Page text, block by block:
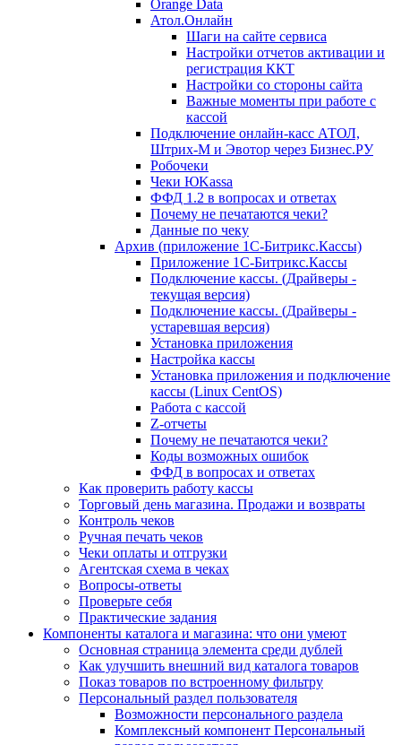
Orange Data
Атол.Онлайн
Шаги на сайте сервиса
Настройки отчетов активации и
регистрация ККТ
Настройки со стороны сайта
Важные моменты при работе с
кассой
Подключение онлайн-касс АТОЛ,
Штрих-М и Эвотор через Бизнес.РУ
Робочеки
Чеки ЮKassa
ФФД 1.2 в вопросах и ответах
Почему не печатаются чеки?
Данные по чеку
Архив (приложение 1С-Битрикс.Кассы)
Приложение 1С-Битрикс.Кассы
Подключение кассы. (Драйверы -
текущая версия)
Подключение кассы. (Драйверы -
устаревшая версия)
Установка приложения
Настройка кассы
Установка приложения и подключение
кассы (Linux CentOS)
Работа с кассой
Z-отчеты
Почему не печатаются чеки?
Коды возможных ошибок
ФФД в вопросах и ответах
Как проверить работу кассы
Торговый день магазина. Продажи и возвраты
Контроль чеков
Ручная печать чеков
Чеки оплаты и отгрузки
Агентская схема в чеках
Вопросы-ответы
Проверьте себя
Практические задания
Компоненты каталога и магазина: что они умеют
Основная страница элемента среди дублей
Как улучшить внешний вид каталога товаров
Показ товаров по встроенному фильтру
Персональный раздел пользователя
Возможности персонального раздела
Комплексный компонент Персональный